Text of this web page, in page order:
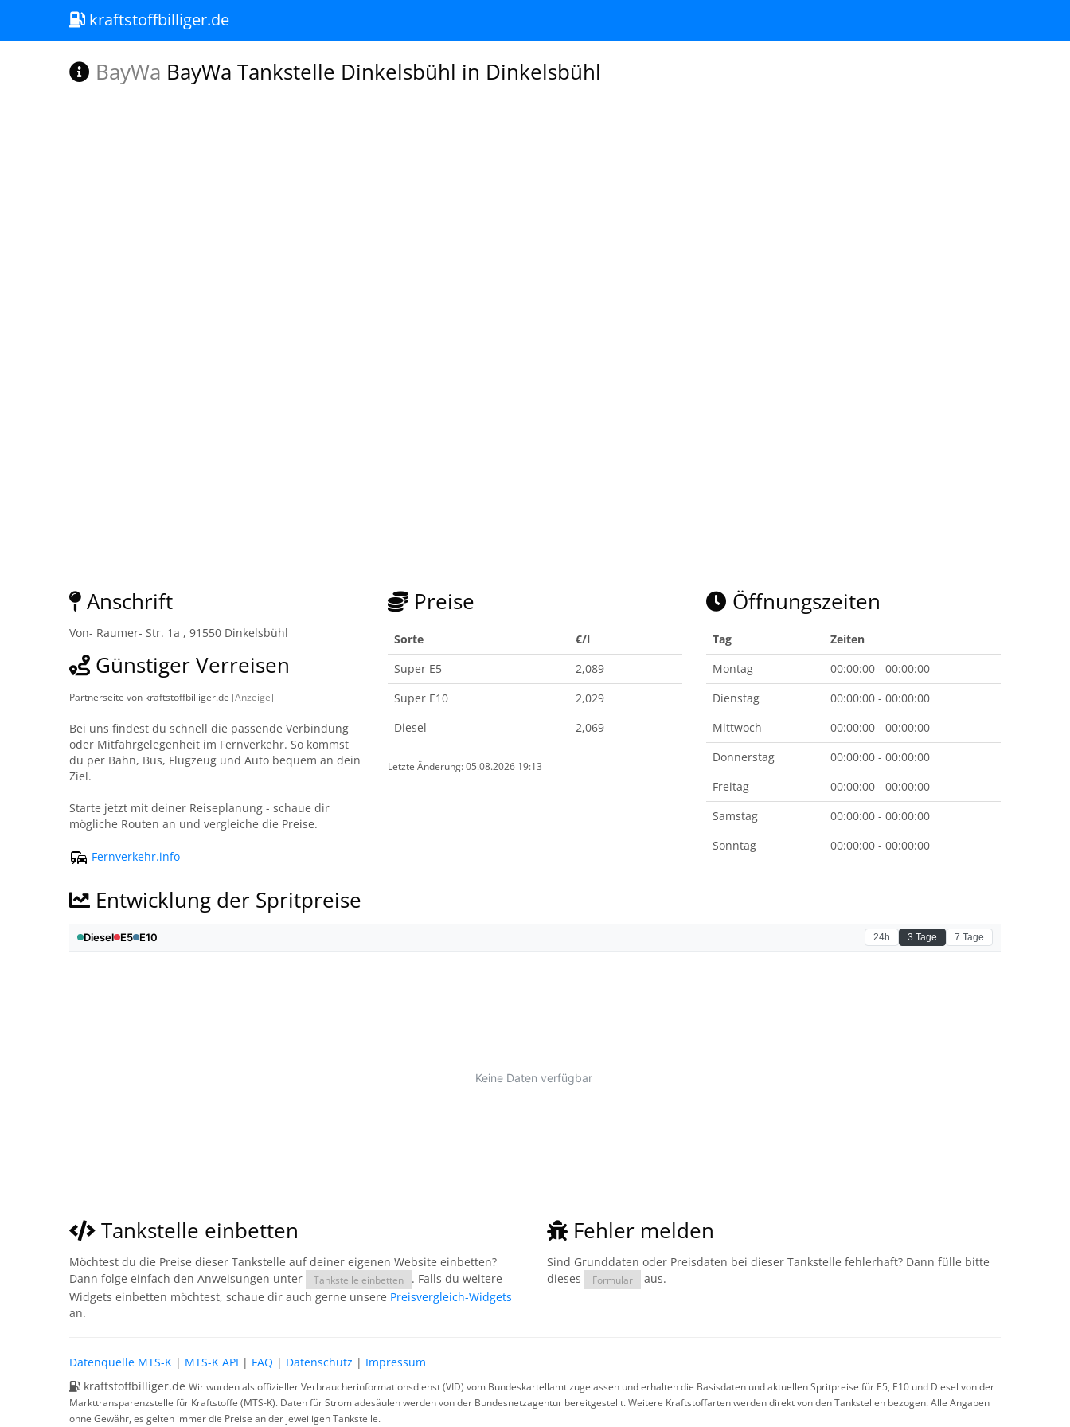
kraftstoffbilliger.de
BayWa BayWa Tankstelle Dinkelsbühl in Dinkelsbühl
Anschrift
Von- Raumer- Str. 1a , 91550 Dinkelsbühl
Günstiger Verreisen
Partnerseite von kraftstoffbilliger.de [Anzeige]
Bei uns findest du schnell die passende Verbindung
oder Mitfahrgelegenheit im Fernverkehr. So kommst
du per Bahn, Bus, Flugzeug und Auto bequem an dein
Ziel.
Starte jetzt mit deiner Reiseplanung - schaue dir
mögliche Routen an und vergleiche die Preise.
Fernverkehr.info
Preise
Sorte
€/l
Super E5
2,089
Super E10
2,029
Diesel
2,069
Letzte Änderung: 05.08.2026 19:13
Öffnungszeiten
Tag
Zeiten
Montag
00:00:00 - 00:00:00
Dienstag
00:00:00 - 00:00:00
Mittwoch
00:00:00 - 00:00:00
Donnerstag
00:00:00 - 00:00:00
Freitag
00:00:00 - 00:00:00
Samstag
00:00:00 - 00:00:00
Sonntag
00:00:00 - 00:00:00
Entwicklung der Spritpreise
Tankstelle einbetten
Möchtest du die Preise dieser Tankstelle auf deiner eigenen Website einbetten?
Dann folge einfach den Anweisungen unter
Tankstelle einbetten
. Falls du weitere
Widgets einbetten möchtest, schaue dir auch gerne unsere Preisvergleich-Widgets
an.
Fehler melden
Sind Grunddaten oder Preisdaten bei dieser Tankstelle fehlerhaft? Dann fülle bitte
dieses
Formular aus.
Datenquelle MTS-K | MTS-K API | FAQ | Datenschutz | Impressum
kraftstoffbilliger.de Wir wurden als offizieller Verbraucherinformationsdienst (VID) vom Bundeskartellamt zugelassen und erhalten die Basisdaten und aktuellen Spritpreise für E5, E10 und Diesel von der
Markttransparenzstelle für Kraftstoffe (MTS-K). Daten für Stromladesäulen werden von der Bundesnetzagentur bereitgestellt. Weitere Kraftstoffarten werden direkt von den Tankstellen bezogen. Alle Angaben
ohne Gewähr, es gelten immer die Preise an der jeweiligen Tankstelle.